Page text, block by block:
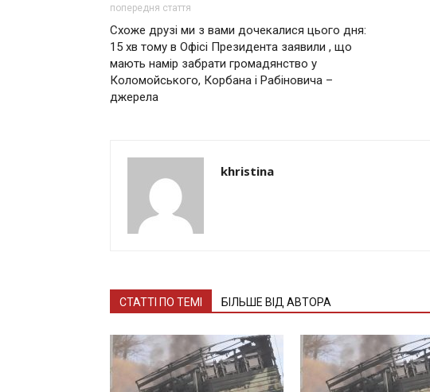
попередня стаття
Схоже друзі ми з вами дочекалися цього дня:
15 хв тому в Офісі Президента заявили , що
мають намір забрати громадянство у
Коломойського, Корбана і Рабіновича –
джерела
khristina
СТАТТІ ПО ТЕМІ БІЛЬШЕ ВІД АВТОРА